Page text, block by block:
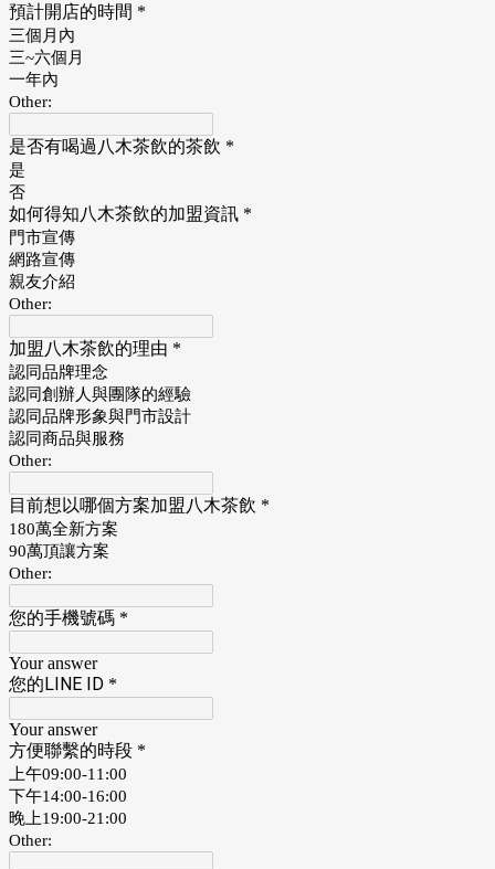
預計開店的時間 *
三個月內
三~六個月
一年內
Other:
是否有喝過八木茶飲的茶飲 *
是
否
如何得知八木茶飲的加盟資訊 *
門市宣傳
網路宣傳
親友介紹
Other:
加盟八木茶飲的理由 *
認同品牌理念
認同創辦人與團隊的經驗
認同品牌形象與門市設計
認同商品與服務
Other:
目前想以哪個方案加盟八木茶飲 *
180萬全新方案
90萬頂讓方案
Other:
您的手機號碼 *
Your answer
您的LINE ID *
Your answer
方便聯繫的時段 *
上午09:00-11:00
下午14:00-16:00
晚上19:00-21:00
Other: